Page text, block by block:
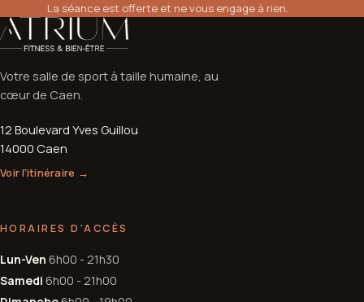
La séance est offerte et ne vous engage à rien.
Votre salle de sport à taille humaine, au
cœur de Caen.
12 Boulevard Yves Guillou
14000 Caen
Voir l'itinéraire →
HORAIRES D'ACCÈS
Lun-Ven 6h00 - 21h30
Samedi 6h00 - 21h00